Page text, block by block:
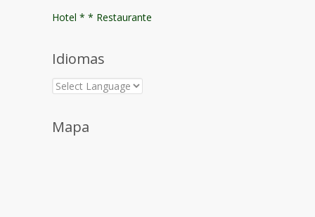
Hotel * * Restaurante
Idiomas
Mapa